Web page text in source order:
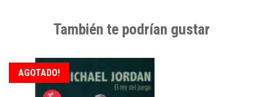
También te podrían gustar
AGOTADO!